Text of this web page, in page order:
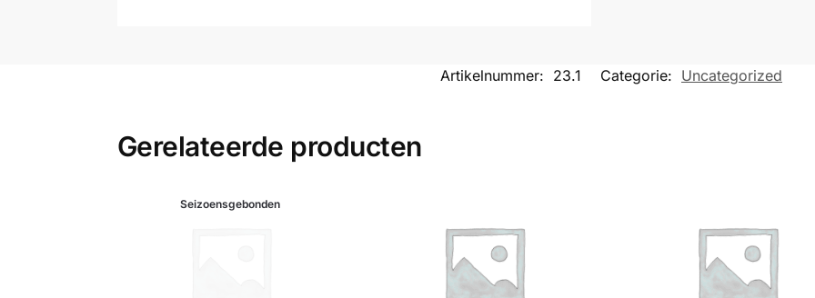
Artikelnummer: 23.1 Categorie: Uncategorized
Gerelateerde producten
Seizoensgebonden